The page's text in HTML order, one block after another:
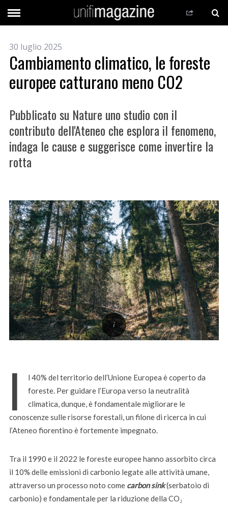
30 luglio 2025
Cambiamento climatico, le foreste
europee catturano meno CO2
Pubblicato su Nature uno studio con il
contributo dell'Ateneo che esplora il fenomeno,
indaga le cause e suggerisce come invertire la
rotta
I
l 40% del territorio dell’Unione Europea è coperto da
foreste. Per guidare l’Europa verso la neutralità
climatica, dunque, è fondamentale migliorare le
conoscenze sulle risorse forestali, un filone di ricerca in cui
l’Ateneo fiorentino è fortemente impegnato.
Tra il 1990 e il 2022 le foreste europee hanno assorbito circa
il 10% delle emissioni di carbonio legate alle attività umane,
attraverso un processo noto come carbon sink(serbatoio di
carbonio) e fondamentale per la riduzione della CO₂